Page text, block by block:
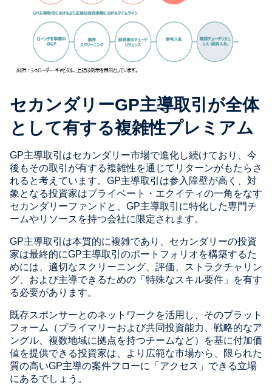
セカンダリーGP主導取引が全体
として有する複雑性プレミアム
GP主導取引はセカンダリー市場で進化し続けており、今
後もその取引が有する複雑性を通じてリターンがもたらさ
れると考えています。GP主導取引は参入障壁が高く、対
象となる投資家はプライベート・エクイティの一角をなす
セカンダリーファンドと、GP主導取引に特化した専門チ
ームやリソースを持つ会社に限定されます。
GP主導取引は本質的に複雑であり、セカンダリーの投資
家は最終的にGP主導取引のポートフォリオを構築するた
めには、適切なスクリーニング、評価、ストラクチャリン
グ、および主導できるための「特殊なスキル要件」を有す
る必要があります。
既存スポンサーとのネットワークを活用し、そのプラット
フォーム（プライマリーおよび共同投資能力、戦略的なア
ングル、複数地域に拠点を持つチームなど）を基に付加価
値を提供できる投資家は、より広範な市場から、限られた
質の高いGP主導の案件フローに「アクセス」できる立場
にあるでしょう。